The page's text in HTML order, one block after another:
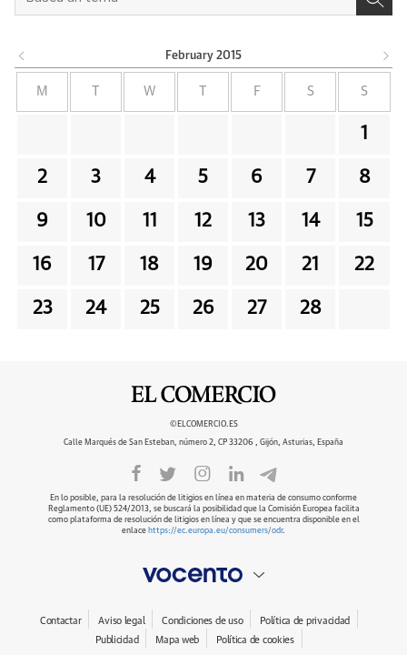
February 2015
M W F S S
1
2 3 4 5 6 7 8
9 10 11 12 13 14 15
16 17 18 19 20 21 22
23 24 25 26 27 28
©ELCOMERCIO.ES
Calle Marqués de San Esteban, número 2, CP 33206 , Gijón, Asturias, España
En lo posible, para la resolución de litigios en línea en materia de consumo conforme
Reglamento (UE) 524/2013, se buscará la posibilidad que la Comisión Europea facilita
como plataforma de resolución de litigios en línea y que se encuentra disponible en el
enlace https://ec.europa.eu/consumers/odr.
Contactar Aviso legal Condiciones de uso
Política de privacidad
Publicidad
Mapa web Política de cookies